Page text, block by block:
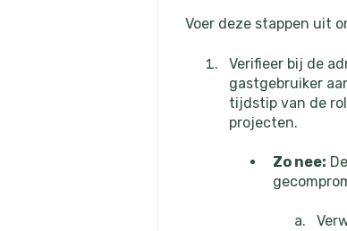
Voer deze stappen uit
Verifieer bij de
gastgebruiker
tijdstip van de
projecten.
Zo nee: